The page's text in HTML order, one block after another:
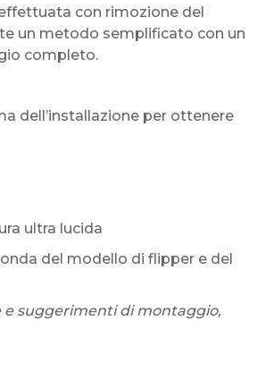
con rimozione del
un metodo semplificato con un
completo.
dell’installazione per ottenere
ultra lucida
del modello di flipper e del
e suggerimenti di montaggio,